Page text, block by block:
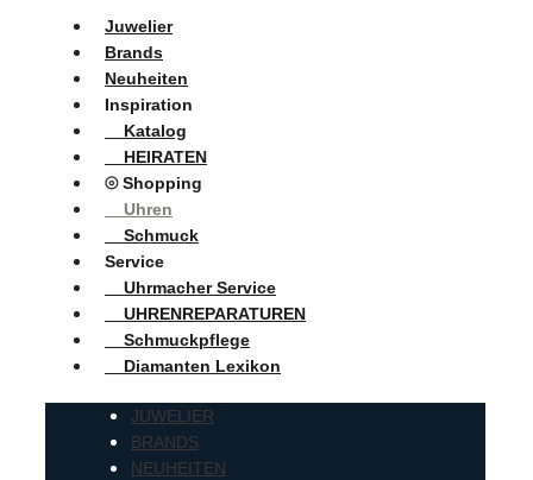
Juwelier
Brands
Neuheiten
Inspiration
Katalog
HEIRATEN
⦾ Shopping
Uhren
Schmuck
Service
Uhrmacher Service
UHRENREPARATUREN
Schmuckpflege
Diamanten Lexikon
JUWELIER
BRANDS
NEUHEITEN